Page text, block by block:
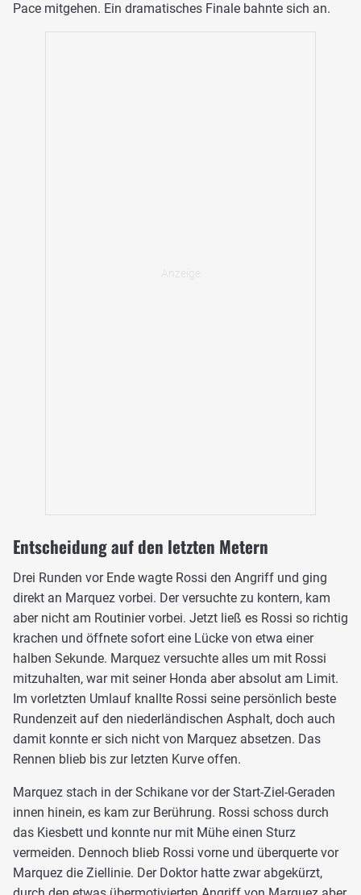
Pace mitgehen. Ein dramatisches Finale bahnte sich an.
Entscheidung auf den letzten Metern
Drei Runden vor Ende wagte Rossi den Angriff und ging
direkt an Marquez vorbei. Der versuchte zu kontern, kam
aber nicht am Routinier vorbei. Jetzt ließ es Rossi so richtig
krachen und öffnete sofort eine Lücke von etwa einer
halben Sekunde. Marquez versuchte alles um mit Rossi
mitzuhalten, war mit seiner Honda aber absolut am Limit.
Im vorletzten Umlauf knallte Rossi seine persönlich beste
Rundenzeit auf den niederländischen Asphalt, doch auch
damit konnte er sich nicht von Marquez absetzen. Das
Rennen blieb bis zur letzten Kurve offen.
Marquez stach in der Schikane vor der Start-Ziel-Geraden
innen hinein, es kam zur Berührung. Rossi schoss durch
das Kiesbett und konnte nur mit Mühe einen Sturz
vermeiden. Dennoch blieb Rossi vorne und überquerte vor
Marquez die Ziellinie. Der Doktor hatte zwar abgekürzt,